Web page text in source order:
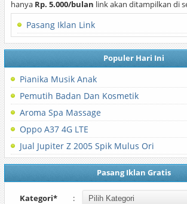
hanya Rp. 5.000/bulan link akan ditampilkan di
Pasang Iklan Link
Populer Hari Ini
Pianika Musik Anak
Pemutih Badan Dan Kosmetik
Aroma Spa Massage
Oppo A37 4G LTE
Jual Jupiter Z 2005 Spik Mulus Ori
Pasang Iklan Gratis
Kategori* :